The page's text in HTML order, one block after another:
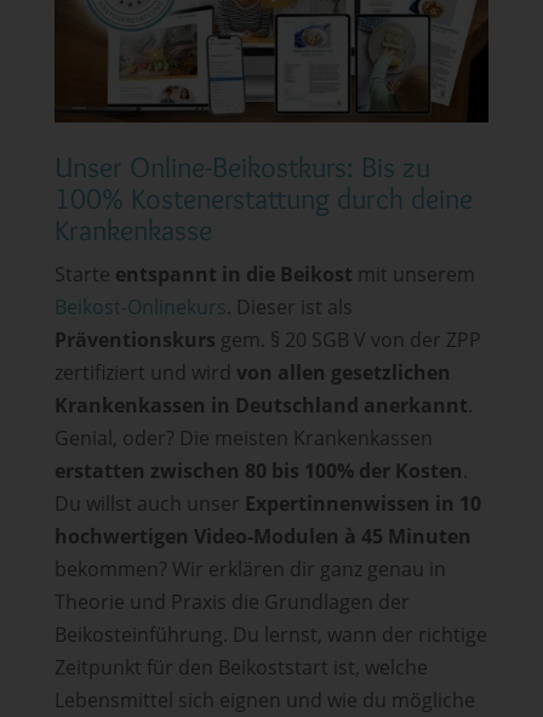
Unser Online-Beikostkurs: Bis zu
100% Kostenerstattung durch deine
Krankenkasse
Starte entspannt in die Beikost mit unserem
Beikost-Onlinekurs. Dieser ist als
Präventionskurs gem. § 20 SGB V von der ZPP
zertifiziert und wird von allen gesetzlichen
Krankenkassen in Deutschland anerkannt.
Genial, oder? Die meisten Krankenkassen
erstatten zwischen 80 bis 100% der Kosten.
Du willst auch unser Expertinnenwissen in 10
hochwertigen Video-Modulen à 45 Minuten
bekommen? Wir erklären dir ganz genau in
Theorie und Praxis die Grundlagen der
Beikosteinführung. Du lernst, wann der richtige
Zeitpunkt für den Beikoststart ist, welche
Lebensmittel sich eignen und wie du mögliche